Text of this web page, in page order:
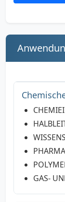
GAS-